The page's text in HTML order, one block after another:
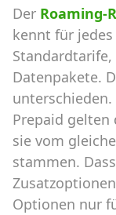
Der Roaming-
kennt für
Datenpakete.
Prepaid gelten
sie vom
stammen.
Optionen nur